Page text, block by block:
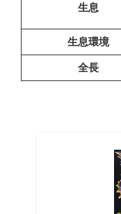
生息
生息環境
全長